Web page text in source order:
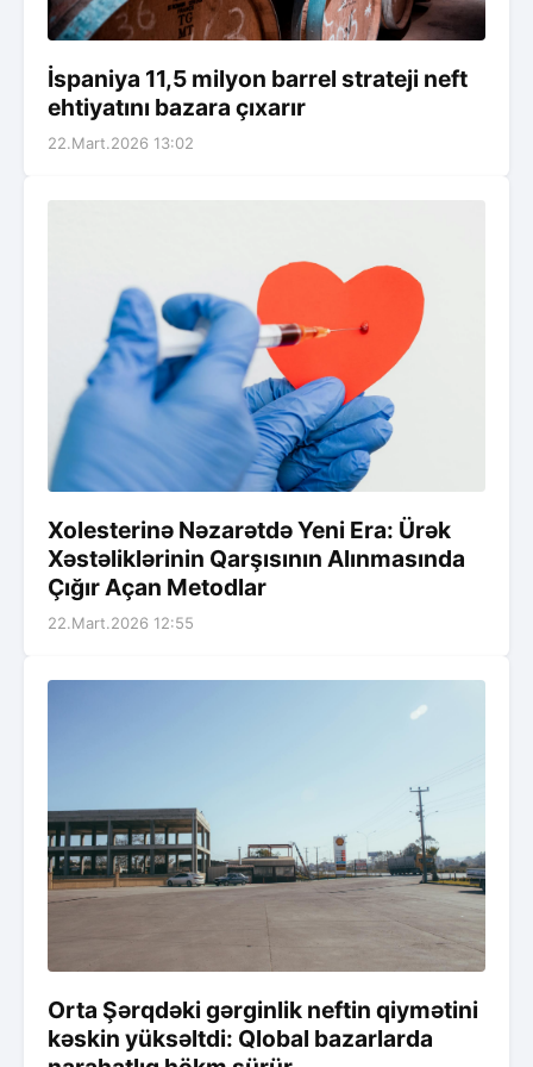
İspaniya 11,5 milyon barrel strateji neft
ehtiyatını bazara çıxarır
22.Mart.2026 13:02
Xolesterinə Nəzarətdə Yeni Era: Ürək
Xəstəliklərinin Qarşısının Alınmasında
Çığır Açan Metodlar
22.Mart.2026 12:55
Orta Şərqdəki gərginlik neftin qiymətini
kəskin yüksəltdi: Qlobal bazarlarda